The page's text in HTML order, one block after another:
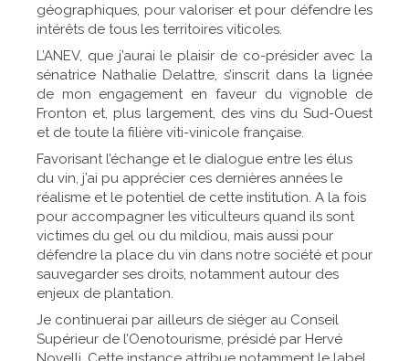
géographiques, pour valoriser et pour défendre les
intérêts de tous les territoires viticoles.
L’ANEV, que j’aurai le plaisir de co-présider avec la
sénatrice Nathalie Delattre, s’inscrit dans la lignée
de mon engagement en faveur du vignoble de
Fronton et, plus largement, des vins du Sud-Ouest
et de toute la filière viti-vinicole française.
Favorisant l’échange et le dialogue entre les élus
du vin, j’ai pu apprécier ces dernières années le
réalisme et le potentiel de cette institution. A la fois
pour accompagner les viticulteurs quand ils sont
victimes du gel ou du mildiou, mais aussi pour
défendre la place du vin dans notre société et pour
sauvegarder ses droits, notamment autour des
enjeux de plantation.
Je continuerai par ailleurs de siéger au Conseil
Supérieur de l’Oenotourisme, présidé par Hervé